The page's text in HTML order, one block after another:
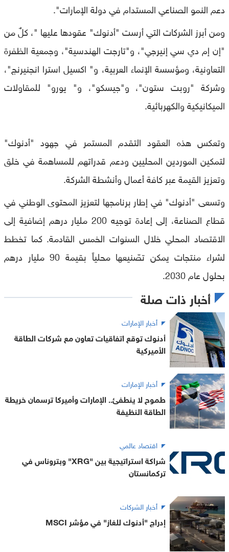
دعم النمو الصناعي المستدام في دولة الإمارات".
ومن أبرز الشركات التي أرست "أدنوك" عقودها عليها "، كلٌ من
"إن إم دي سي إنيرجي"، و"تارجت الهندسية"، وجمعية الظفرة
التعاونية، ومؤسسة الإنماء العربية، و" اكسيل استرا انجنيرنج"،
وشركة "روبت ستون"، و"جيسكو"، و" يورو" للمقاولات
الميكانيكية والكهربائية.
وتعكس هذه العقود التقدم المستمر في جهود "أدنوك"
لتمكين الموردين المحليين ودعم قدراتهم للمساهمة في خلق
وتعزيز القيمة عبر كافة أعمال وأنشطة الشركة.
وتسعى "أدنوك" في إطار برنامجها لتعزيز المحتوى الوطني في
قطاع الصناعة، إلى إعادة توجيه 200 مليار درهم إضافية إلى
الاقتصاد المحلي خلال السنوات الخمس القادمة. كما تخطط
لشراء منتجات يمكن تصّنيعها محلياً بقيمة 90 مليار درهم
بحلول عام 2030.
أخبار ذات صلة
أخبار الإمارات
أدنوك توقع اتفاقيات تعاون مع شركات الطاقة
الأميركية
أخبار الإمارات
طموح لا ينطفئ.. الإمارات وأميركا ترسمان خريطة
الطاقة النظيفة
اقتصاد عالمي
شراكة استراتيجية بين "XRG" وبتروناس في
تركمانستان
أخبار الشركات
إدراج "أدنوك للغاز" ﻓﻲ مؤشر MSCI